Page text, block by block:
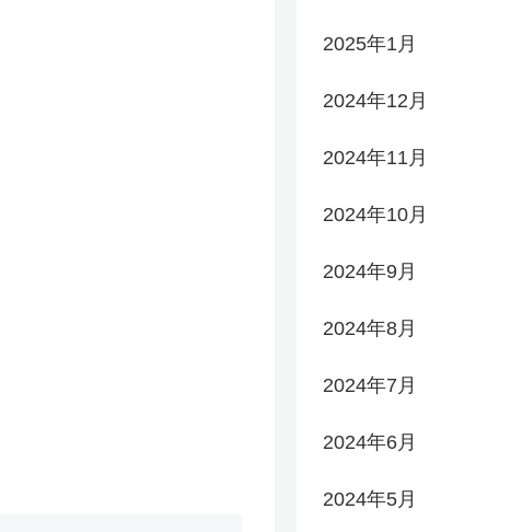
2025年1月
2024年12月
2024年11月
2024年10月
2024年9月
2024年8月
2024年7月
2024年6月
2024年5月